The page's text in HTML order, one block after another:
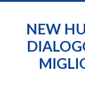
NEW